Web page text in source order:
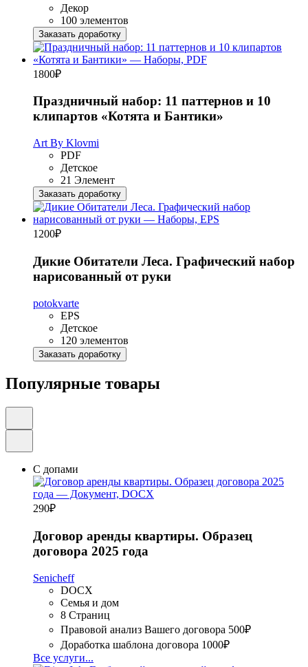
Декор
100 элементов
Заказать доработку
1800₽
Праздничный набор: 11 паттернов и 10
клипартов «Котята и Бантики»
Art By Klovmi
PDF
Детское
21 Элемент
Заказать доработку
1200₽
Дикие Обитатели Леса. Графический набор
нарисованный от руки
potokvarte
EPS
Детское
120 элементов
Заказать доработку
Популярные товары
С допами
290₽
Договор аренды квартиры. Образец
договора 2025 года
Senicheff
DOCX
Семья и дом
8 Страниц
Правовой анализ Вашего договора 500₽
Доработка шаблона договора 1000₽
Все услуги...